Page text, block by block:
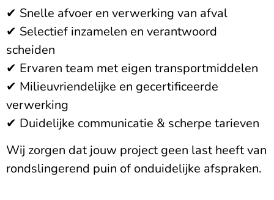
✔ Snelle afvoer en verwerking van afval
✔ Selectief inzamelen en verantwoord
scheiden
✔ Ervaren team met eigen transportmiddelen
✔ Milieuvriendelijke en gecertificeerde
verwerking
✔ Duidelijke communicatie & scherpe tarieven
Wij zorgen dat jouw project geen last heeft van
rondslingerend puin of onduidelijke afspraken.